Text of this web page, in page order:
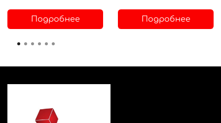
Подробнее Подробнее